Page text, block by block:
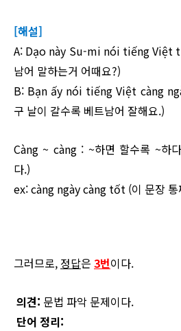
[해설]
A: Dạo này Su-mi nói tiếng Việt
남어 말하는거 어때요?)
B: Bạn ấy nói tiếng Việt càng
구 날이 갈수록 베트남어 잘해요.)
Càng ~ càng : ~하면 할수록 ~하
다.)
ex:càng ngày càng tốt (이 문장 통
그러므로, 정답은 3번이다.
의견: 문법 파악 문제이다.
단어 정리: